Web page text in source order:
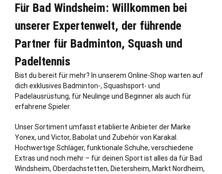
Für Bad Windsheim: Willkommen bei
unserer Expertenwelt, der führende
Partner für Badminton, Squash und
Padeltennis
Bist du bereit für mehr? In unserem Online-Shop warten auf
dich exklusives Badminton-, Squashsport- und
Padelausrüstung, für Neulinge und Beginner als auch für
erfahrene Spieler.
Unser Sortiment umfasst etablierte Anbieter der Marke
Yonex, und Victor, Babolat und Zubehör von Karakal.
Hochwertige Schläger, funktionale Schuhe, verschiedene
Extras und noch mehr – für deinen Sport ist alles da für Bad
Windsheim, Oberdachstetten, Dietersheim, Markt Nordheim,